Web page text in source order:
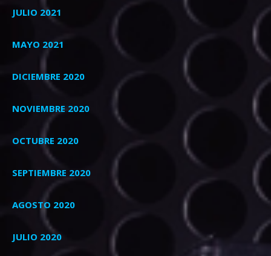
JULIO 2021
MAYO 2021
DICIEMBRE 2020
NOVIEMBRE 2020
OCTUBRE 2020
SEPTIEMBRE 2020
AGOSTO 2020
JULIO 2020